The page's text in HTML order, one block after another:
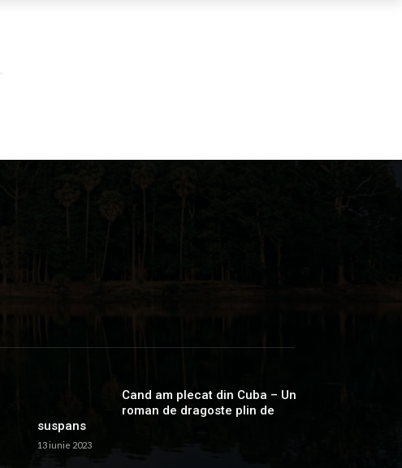
Cand am plecat din Cuba – Un
roman de dragoste plin de
suspans
13 iunie 2023